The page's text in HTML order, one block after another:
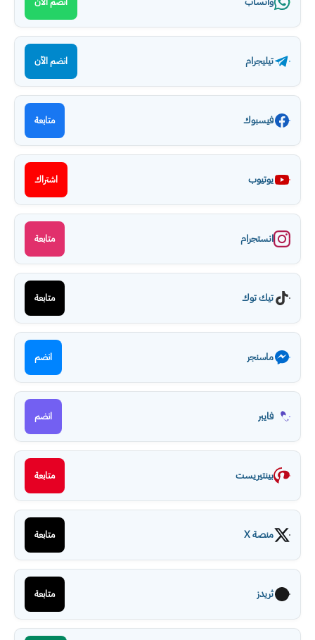
تيليجرام انضم الآن
فيسبوك متابعة
يوتيوب اشتراك
انستجرام متابعة
تيك توك متابعة
ماسنجر انضم
فايبر انضم
بينتيريست متابعة
منصة X متابعة
ثريدز متابعة